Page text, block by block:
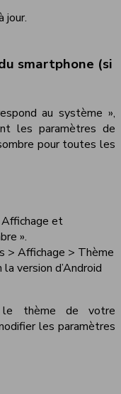
jour.
smartphone (si
au système »,
les paramètres de
pour toutes les
et
».
> Affichage > Thème
version d’Android
le thème de votre
les paramètres